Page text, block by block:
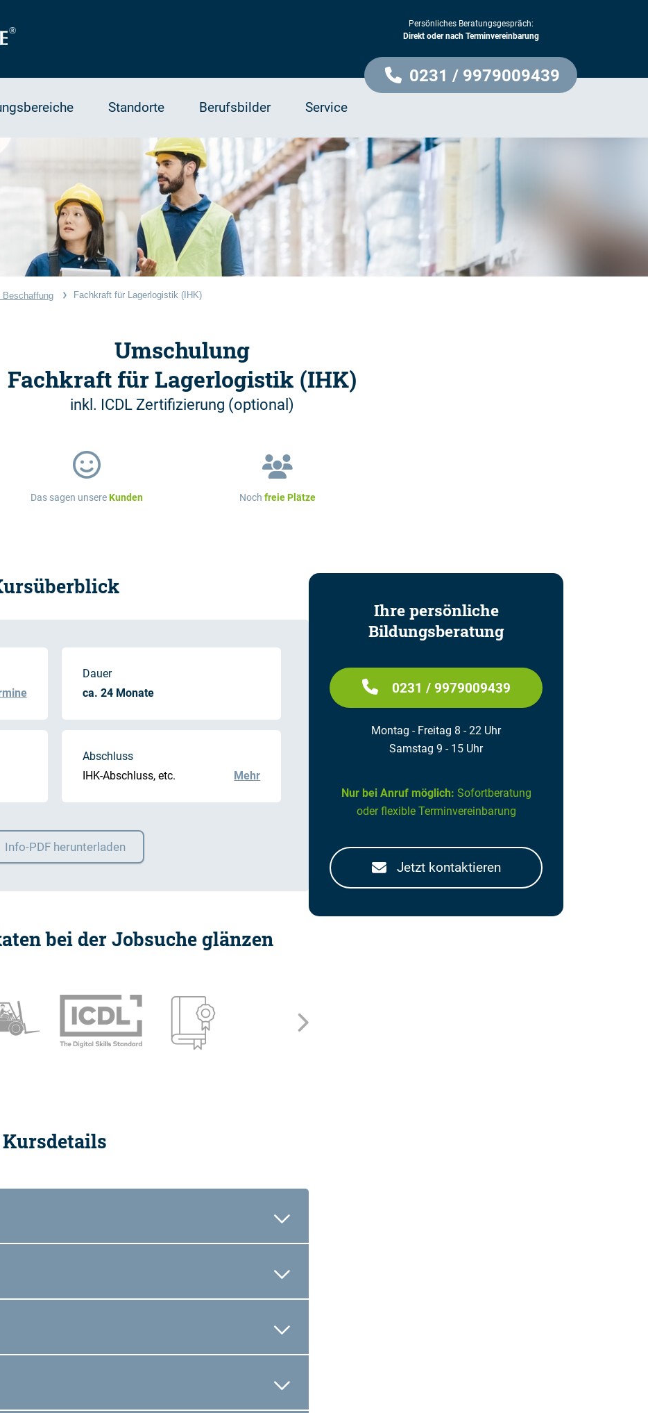
Persönliches Beratungsgespräch:
Direkt oder nach Terminvereinbarung
0231 / 9979009439
Standorte Berufsbilder Service
Beschaffung Fachkraft für Lagerlogistik (IHK)
Umschulung
Fachkraft für Lagerlogistik (IHK)
inkl. ICDL Zertifizierung (optional)
Das sagen unsereKunden Noch freie Plätze
Dauer
ca. 24 Monate
Abschluss
IHK-Abschluss, etc.
Mehr
Info-PDF herunterladen
bei der Jobsuche glänzen
Weiter
Kursdetails
Ihre persönliche
Bildungsberatung
0231 / 9979009439
Montag - Freitag 8 - 22 Uhr
Samstag 9 - 15 Uhr
Nur bei Anruf möglich: Sofortberatung
oder flexible Terminvereinbarung
Jetzt kontaktieren